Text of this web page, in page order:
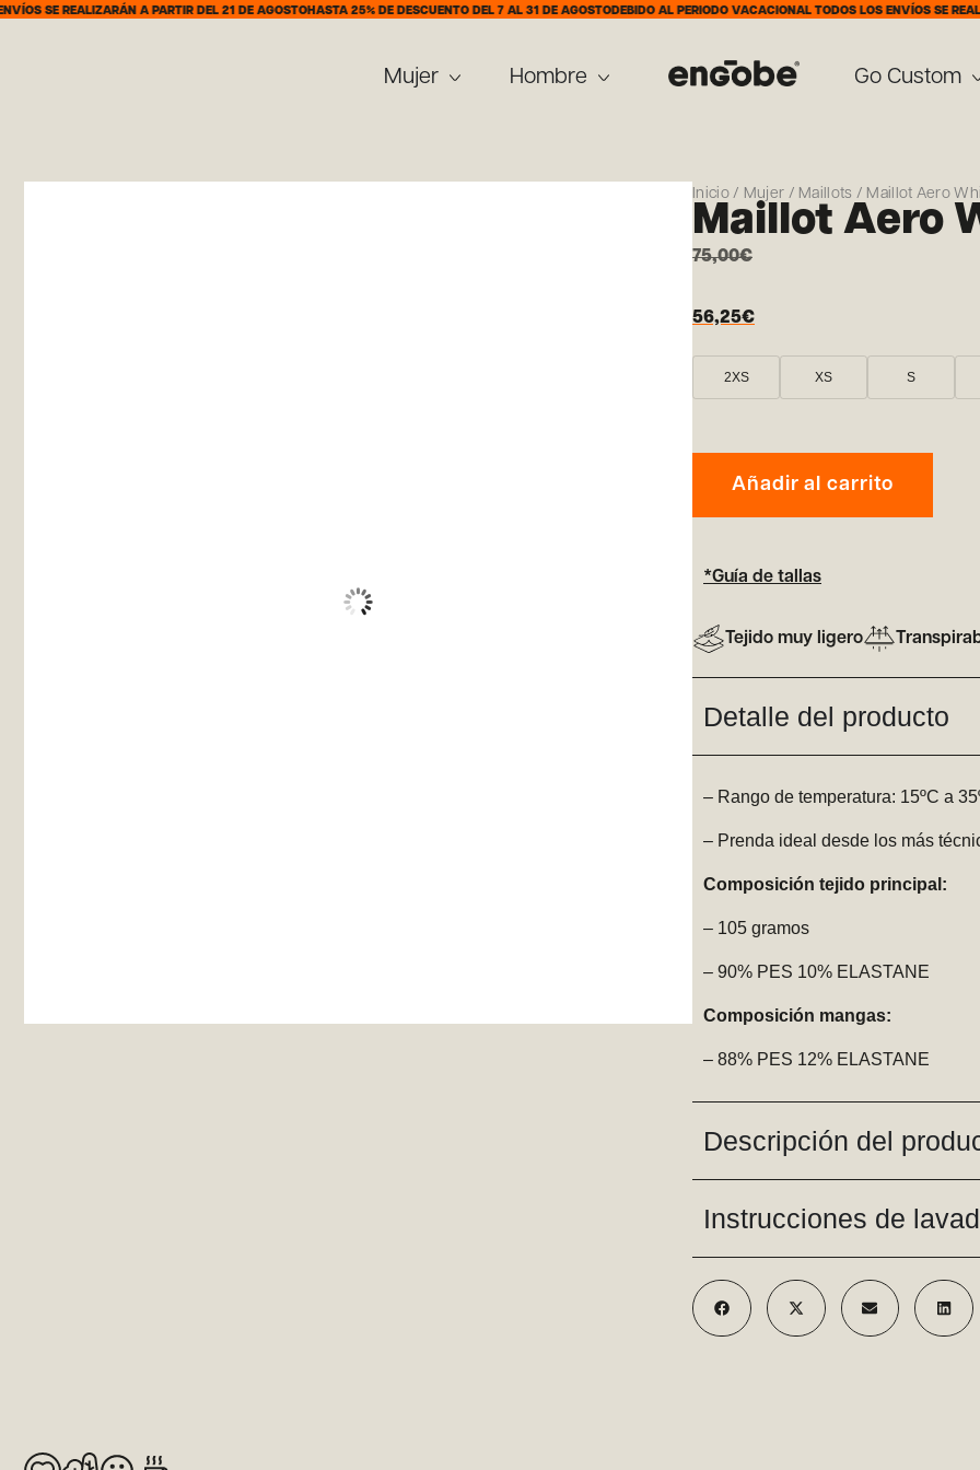
A PARTIR DEL 21 DE AGOSTOHASTA 25% DE DESCUENTO DEL 7 AL 31 DE AGOSTODEBIDO AL PERIODO VACACIONAL TODOS LOS ENVÍOS SE REALIZARÁN
Mujer Hombre Go Custom
Inicio/ Mujer / Maillots / Maillot Aero
Maillot Aero
75,00€
56,25€
2XS XS S
Añadir al carrito
*Guía de tallas
Tejido muy ligero
Detalle del producto
– Rango de temperatura: 15ºC a
– Prenda ideal desde los más
Composición tejido principal:
– 105 gramos
– 90% PES 10% ELASTANE
Composición mangas:
– 88% PES 12% ELASTANE
Descripción del
Instrucciones de